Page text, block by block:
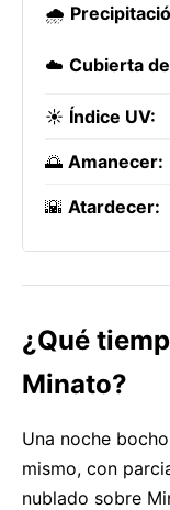
🌧️
☁️ Cubierta
☀️ Índice UV:
🌅 Amanecer:
🌇 Atardecer:
¿Qué
Minato?
Una noche
mismo, con
nublado sobre